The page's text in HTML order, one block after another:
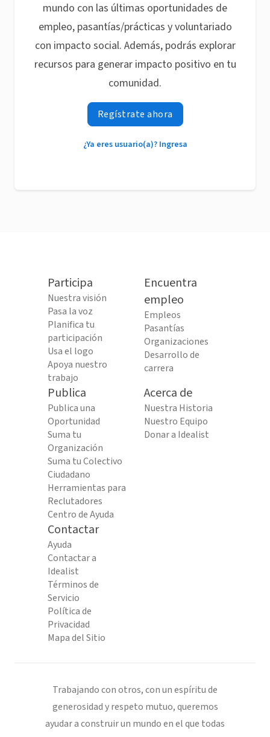
mundo con las últimas oportunidades de
empleo, pasantías/prácticas y voluntariado
con impacto social. Además, podrás explorar
recursos para generar impacto positivo en tu
comunidad.
Regístrate ahora
¿Ya eres usuario(a)? Ingresa
Participa
Nuestra visión
Pasa la voz
Planifica tu
participación
Usa el logo
Apoya nuestro
trabajo
Encuentra
empleo
Empleos
Pasantías
Organizaciones
Desarrollo de
carrera
Publica
Publica una
Oportunidad
Suma tu
Organización
Suma tu Colectivo
Ciudadano
Herramientas para
Reclutadores
Centro de Ayuda
Acerca de
Nuestra Historia
Nuestro Equipo
Donar a Idealist
Contactar
Ayuda
Contactar a
Idealist
Términos de
Servicio
Política de
Privacidad
Mapa del Sitio
Trabajando con otros, con un espíritu de
generosidad y respeto mutuo, queremos
ayudar a construir un mundo en el que todas